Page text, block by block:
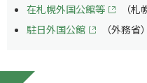
在札幌外国公館等
（札
駐日外国公館
（外務省）